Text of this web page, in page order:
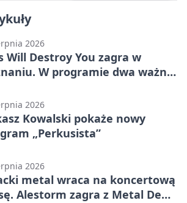
2026
Will Destroy You zagra w
W programie dwa ważne
2026
Kowalski pokaże nowy
„Perkusista”
2026
metal wraca na koncertową
Alestorm zagra z Metal De